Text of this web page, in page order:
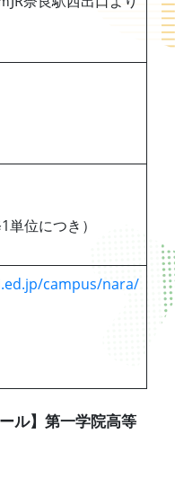
位につき）
campus/nara/
ル】第一学院高等